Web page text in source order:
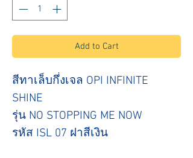
Add to Cart
สีทาเล็บกึ่งเจล OPI INFINITE
SHINE
รุ่น NO STOPPING ME NOW
รหัส ISL 07 ฝาสีเงิน